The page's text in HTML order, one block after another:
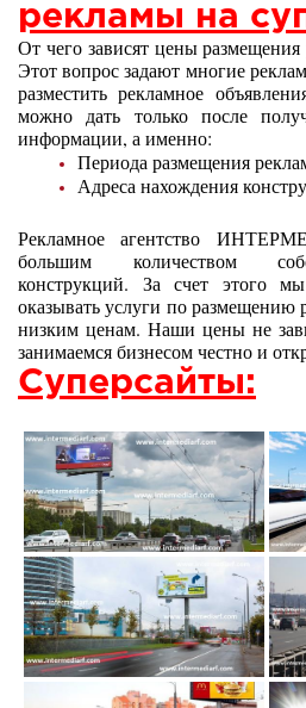
рекламы на
От чего зависят цены
Этот вопрос задают многие
разместить рекламное
можно дать только после
информации, а именно:
Периода размещения
Адреса нахождения
Рекламное агентство
большим количеством
конструкций. За счет этого
оказывать услуги по размещению
низким ценам. Наши цены не
занимаемся бизнесом честно и
Суперсайты: